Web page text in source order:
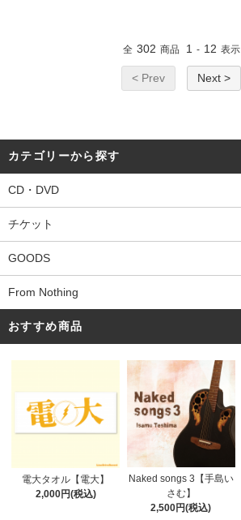
全 302 商品 1 - 12 表示
< Prev Next >
カテゴリーから探す
CD・DVD
チケット
GOODS
From Nothing
おすすめ商品
電大タオル【電大】
2,000円(税込)
Naked songs 3【手島い
さむ】
2,500円(税込)